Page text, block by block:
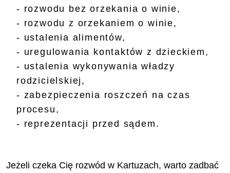
- rozwodu bez orzekania o winie,
- rozwodu z orzekaniem o winie,
- ustalenia alimentów,
- uregulowania kontaktów z dzieckiem,
- ustalenia wykonywania władzy
rodzicielskiej,
- zabezpieczenia roszczeń na czas
procesu,
- reprezentacji przed sądem.
Jeżeli czeka Cię rozwód w Kartuzach, warto zadbać